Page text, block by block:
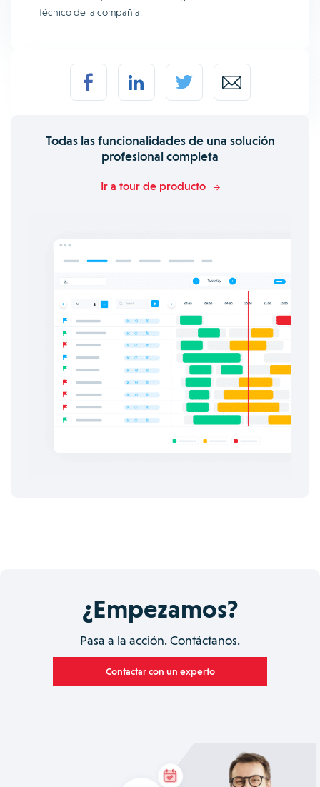
técnico de la compañía.
Todas las funcionalidades de una solución
profesional completa
Ir a tour de producto
¿Empezamos?
Pasa a la acción. Contáctanos.
Contactar con un experto